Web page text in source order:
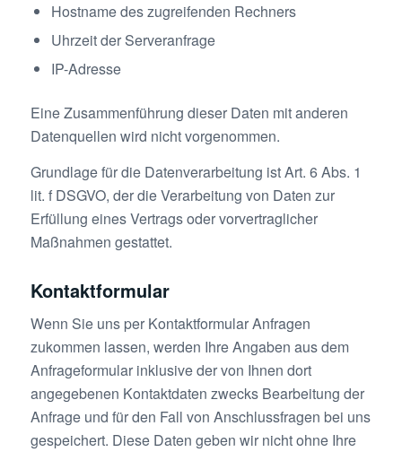
Hostname des zugreifenden Rechners
Uhrzeit der Serveranfrage
IP-Adresse
Eine Zusammenführung dieser Daten mit anderen
Datenquellen wird nicht vorgenommen.
Grundlage für die Datenverarbeitung ist Art. 6 Abs. 1
lit. f DSGVO, der die Verarbeitung von Daten zur
Erfüllung eines Vertrags oder vorvertraglicher
Maßnahmen gestattet.
Kontaktformular
Wenn Sie uns per Kontaktformular Anfragen
zukommen lassen, werden Ihre Angaben aus dem
Anfrageformular inklusive der von Ihnen dort
angegebenen Kontaktdaten zwecks Bearbeitung der
Anfrage und für den Fall von Anschlussfragen bei uns
gespeichert. Diese Daten geben wir nicht ohne Ihre